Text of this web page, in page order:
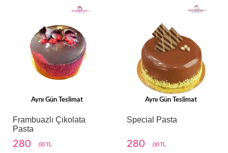
Aynı Gün Teslimat
Frambuazlı Çikolata
Pasta
280 ,00 TL
Aynı Gün Teslimat
Special Pasta
280 ,00 TL